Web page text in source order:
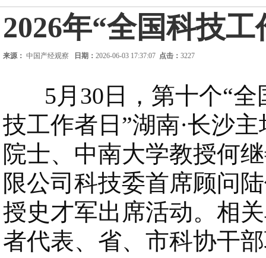
2026年“全国科技
来源： 中国产经观察 日期： 2026-06-03 17:37:07 点击： 3227
5月30日，第十个“全
技工作者日”湖南·长沙
院士、中南大学教授何
限公司科技委首席顾问
授史才军出席活动。相
者代表、省、市科协干